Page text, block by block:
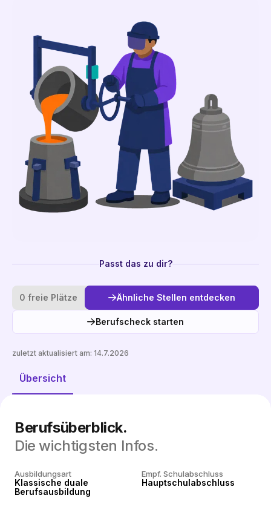
Passt das zu dir?
0 freie Plätze Ähnliche Stellen entdecken
Berufscheck starten
Übersicht
zuletzt aktualisiert am: 14.7.2026
Berufsüberblick.
Die wichtigsten Infos.
Ausbildungsart
Klassische duale
Berufsausbildung
Empf. Schulabschluss
Hauptschulabschluss